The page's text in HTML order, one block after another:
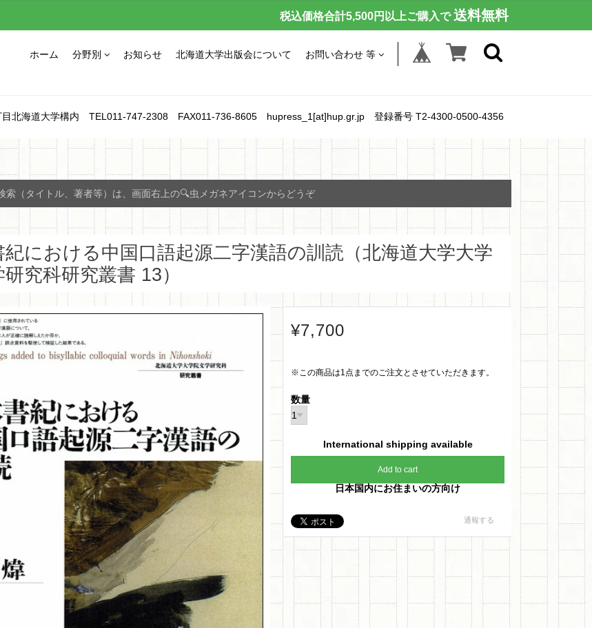
税込価格合計5,500円以上ご購入で 送料無料
ホーム 分野別 お知らせ 北海道大学出版会について お問い合わせ 等
北海道大学構内 TEL011-747-2308 FAX011-736-8605 hupress_1[at]hup.gr.jp 登録番号 T2-4300-0500-4356
（タイトル、著者等）は、画面右上の🔍虫メガネアイコンからどうぞ
紀における中国口語起源二字漢語の訓読（北海道大学大学
究科研究叢書 13）
¥7,700
※この商品は1点までのご注文とさせていただきます。
数量
International shipping available
Add to cart
日本国内にお住まいの方向け
通報する